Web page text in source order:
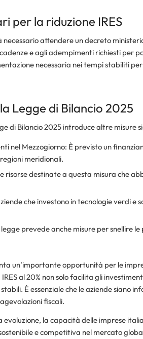
per la riduzione IRES
necessario attendere un decreto
e agli adempimenti richiesti per
necessaria nei tempi stabiliti
Legge di Bilancio 2025
di Bilancio 2025 introduce altre misure
nel Mezzogiorno: È previsto un
meridionali.
risorse destinate a questa misura che
che investono in tecnologie verdi
prevede anche misure per snellire
un’importante opportunità per le
al 20% non solo facilita gli
È essenziale che le aziende siano
fiscali.
evoluzione, la capacità delle imprese
e competitiva nel mercato